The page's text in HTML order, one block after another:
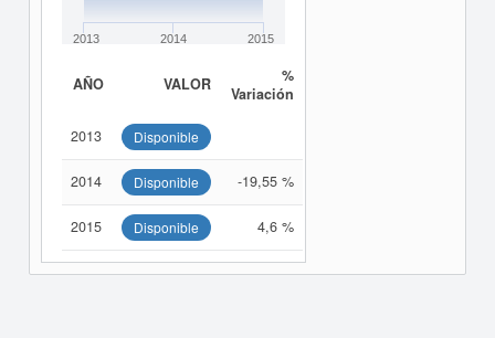
2013 2014 2015
AÑO VALOR
%
Variación
2013 Disponible
2014 Disponible -19,55 %
2015 Disponible 4,6 %